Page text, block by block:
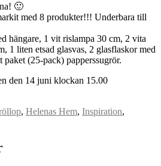
🙂
med 8 produkter!!! Underbara till
hängare, 1 vit rislampa 30 cm, 2 vita
1 liten etsad glasvas, 2 glasflaskor med
(25-pack) papperssugrör.
den 14 juni klockan 15.00
, Helenas Hem, Inspiration,